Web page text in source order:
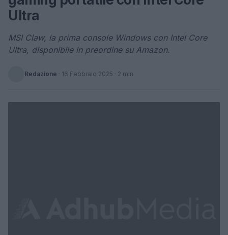
Ultra
MSI Claw, la prima console Windows con Intel Core
Ultra, disponibile in preordine su Amazon.
Redazione · 16 Febbraio 2025 · 2 min